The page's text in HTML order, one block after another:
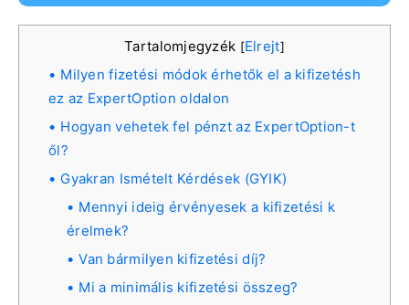
Tartalomjegyzék [Elrejt]
Milyen fizetési módok érhetők el a kifizetésh
ez az ExpertOption oldalon
Hogyan vehetek fel pénzt az ExpertOption-t
ől?
Gyakran Ismételt Kérdések (GYIK)
Mennyi ideig érvényesek a kifizetési k
érelmek?
Van bármilyen kifizetési díj?
Mi a minimális kifizetési összeg?